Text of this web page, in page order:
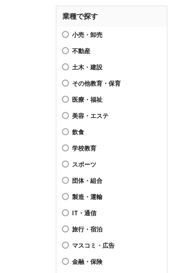
業種で探す
小売・卸売
不動産
土木・建設
その他教育・保育
医療・福祉
美容・エステ
飲食
学校教育
スポーツ
団体・組合
製造・運輸
IT・通信
旅行・宿泊
マスコミ・広告
金融・保険